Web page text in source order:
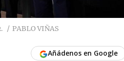
PABLO VIÑAS
Añádenos en Google